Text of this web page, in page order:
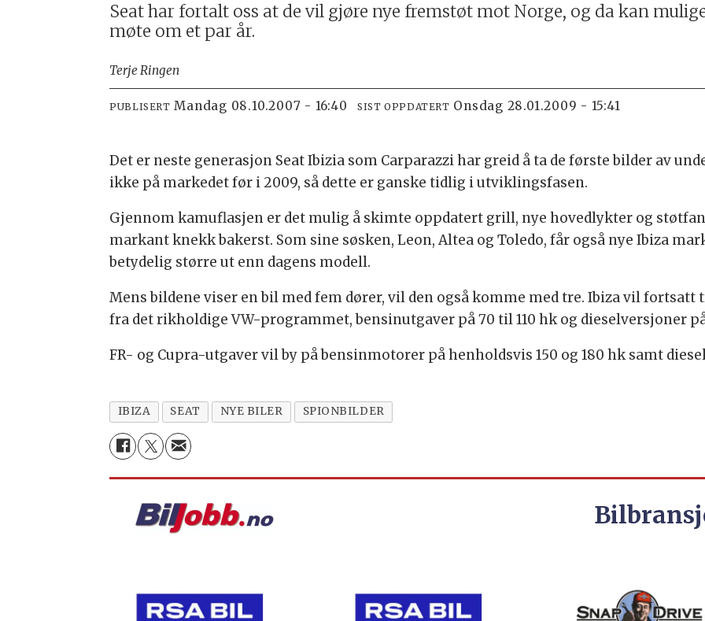
Seat har fortalt oss at de vil gjøre nye fremstøt mot Norge, og da kan
møte om et par år.
Terje Ringen
PUBLISERT mandag 08.10.2007 - 16:40 SIST OPPDATERT onsdag 28.01.2009 - 15:41
Det er neste generasjon Seat Ibizia som Carparazzi har greid å ta de første bilder av
ikke på markedet før i 2009, så dette er ganske tidlig i utviklingsfasen.
Gjennom kamuflasjen er det mulig å skimte oppdatert grill, nye hovedlykter og
markant knekk bakerst. Som sine søsken, Leon, Altea og Toledo, får også nye Ibiza
betydelig større ut enn dagens modell.
Mens bildene viser en bil med fem dører, vil den også komme med tre. Ibiza vil
fra det rikholdige VW-programmet, bensinutgaver på 70 til 110 hk og dieselversjoner
FR- og Cupra-utgaver vil by på bensinmotorer på henholdsvis 150 og 180 hk samt
IBIZA SEAT NYE BILER SPIONBILDER